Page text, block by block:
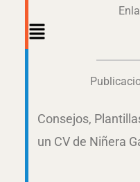
Main
Consejos,
un CV de Niñera